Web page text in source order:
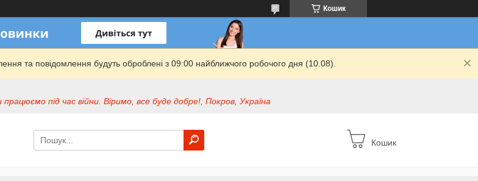
Кошик
та повідомлення будуть оброблені з 09:00 найближчого робочого дня (10.08).
під час війни. Віримо, все буде добре!, Покров, Україна
Кошик